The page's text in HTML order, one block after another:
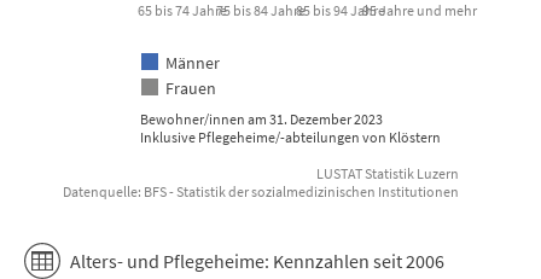
Bewohner/innen am 31. Dezember 2023
Inklusive Pflegeheime/-abteilungen von Klöstern
Männer
Frauen
65 bis 74 Jahre75 bis 84 Jahre85 bis 94 Jahre95 Jahre und mehr
LUSTAT Statistik Luzern
Datenquelle: BFS - Statistik der sozialmedizinischen Institutionen
Alters- und Pflegeheime: Kennzahlen seit 2006